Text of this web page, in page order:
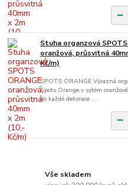
Stuha organzová SPOTS
oranžová, průsvitná
Kč/m)
SPOTS ORANGE Výrazná
Spots Orange v sytém
do každé dekorace ...
Vše skladem